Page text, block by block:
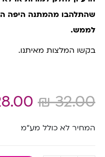
שהתלהבו מהמתנה היפה
לממש.
בקשו המלצות מאיתנו.
₪32.00
המחיר לא כולל מע”מ